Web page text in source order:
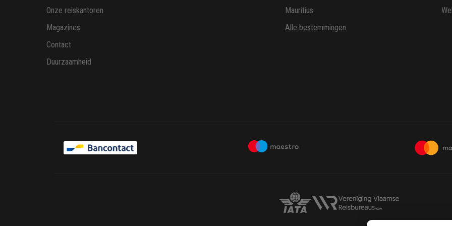
Onze reiskantoren
Magazines
Contact
Duurzaamheid
Mauritius
Alle bestemmingen